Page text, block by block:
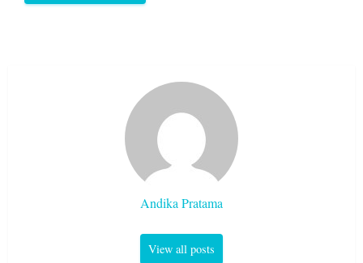
Andika Pratama
View all posts